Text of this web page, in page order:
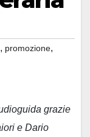
, promozione,
grazie
e Dario